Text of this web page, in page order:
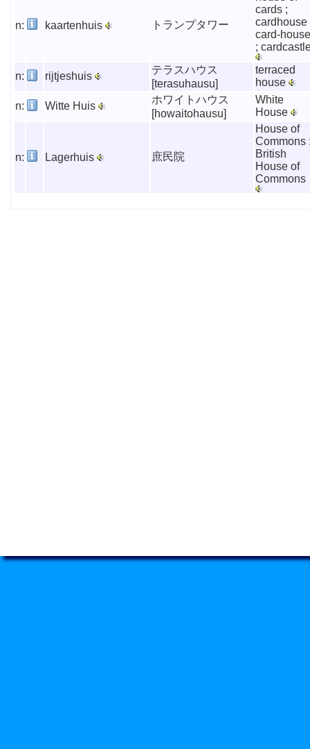
n: kaartenhuis トランプタワー
cards ;
cardhouse
card-house
;
n: rijtjeshuis
テラスハウス
[terasuhausu]
terraced
house
n:
Witte Huis
ホワイトハウス
[howaitohausu]
White
House
n: Lagerhuis 庶民院
House of
Commons
British
House of
Commons